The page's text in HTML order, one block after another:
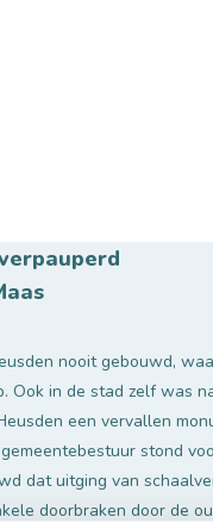
nooit gebouwd,
Ook in de stad zelf was
een vervallen
stond
dat uitging van
doorbraken door de